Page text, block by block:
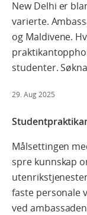
New Delhi er
varierte.
og Maldivene.
studenter.
29. Aug 2025
Målsettingen
spre kunnskap
faste personale
ved